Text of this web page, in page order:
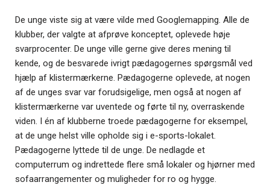
De unge viste sig at være vilde med Googlemapping. Alle de
klubber, der valgte at afprøve konceptet, oplevede høje
svarprocenter. De unge ville gerne give deres mening til
kende, og de besvarede ivrigt pædagogernes spørgsmål ved
hjælp af klistermærkerne. Pædagogerne oplevede, at nogen
af de unges svar var forudsigelige, men også at nogen af
klistermærkerne var uventede og førte til ny, overraskende
viden. I én af klubberne troede pædagogerne for eksempel,
at de unge helst ville opholde sig i e-sports-lokalet.
Pædagogerne lyttede til de unge. De nedlagde et
computerrum og indrettede flere små lokaler og hjørner med
sofaarrangementer og muligheder for ro og hygge.